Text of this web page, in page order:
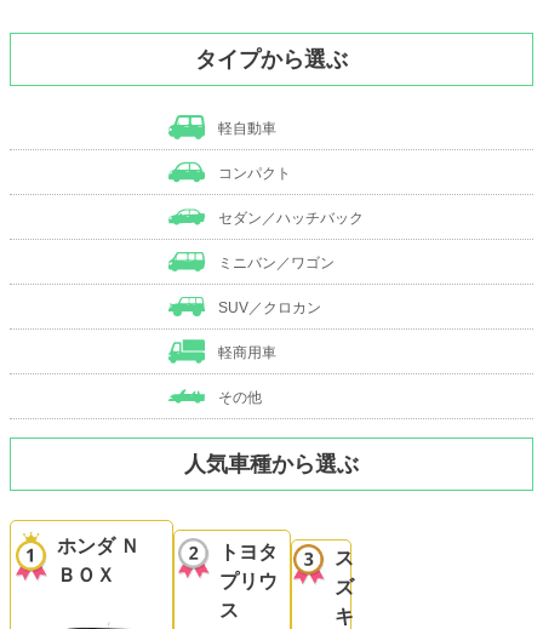
タイプから選ぶ
軽自動車
コンパクト
セダン／ハッチバック
ミニバン／ワゴン
SUV／クロカン
軽商用車
その他
人気車種から選ぶ
ホンダ Ｎ
ＢＯＸ
トヨタ
プリウ
ス
ス
ズ
キ